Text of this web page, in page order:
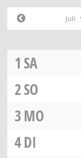
Juli
1 SA
2SO
3MO
4DI